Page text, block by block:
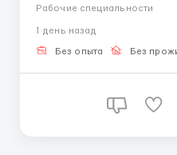
твой доход растет с
от тебя! 🔹 Что мы предлагаем: Высокий
40–50% от баланса чата,
Рабочие специальности
1 день назад
Без опыта Без